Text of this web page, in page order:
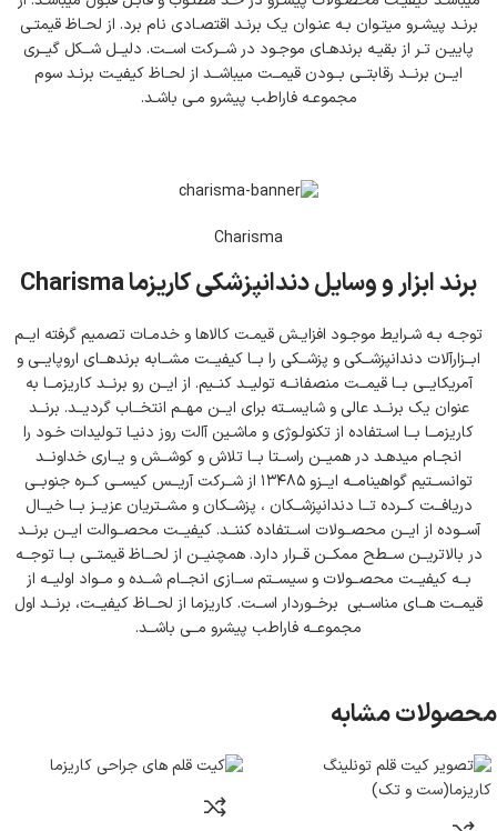
برنـد پیشـرو میتـوان بـه عنـوان یک برنـد اقتصـادی نام برد. از لحـاظ قیمتـی
پاییـن تـر از بقیـه برندهـای موجـود در شــرکت اســت. دلیــل شــکل گیــری
ایــن برنــد رقابتــی بــودن قیمــت میباشــد از لحـاظ کیفیـت برنـد سوم
مجموعـه فاراطب پیشرو مـی باشـد.
Charisma
برند ابزار و وسایل دندانپزشکی کاریزما Charisma
توجـه بـه شـرایط موجـود افزایـش قیمـت کالاها و خدمـات تصمیم گرفته ایــم
ابــزارآلات دندانپزشــکی و پزشــکی را بــا کیفیــت مشــابه برندهــای اروپایــی و
آمریکایــی بــا قیمــت منصفانــه تولیــد کنــیم. از ایــن رو برنــد کاریزمــا به
عنوان یک برنــد عالی و شایســته برای ایــن مهــم انتخــاب گردیــد. برنــد
کاریزمــا بــا اسـتفاده از تکنولـوژی و ماشـین آالت روز دنیـا تـولیدات خـود را
انجـام میدهـد در همیــن راســتا بــا تلاش و کوشــش و یــاری خداونــد
توانســتیم گواهینامــه ایــزو ۱۳۴۸۵ از شــرکت آریــس کیســی کــره جنوبــی
دریافــت کــرده تــا دندانپزشــکان ، پزشــکان و مشــتریان عزیــز بــا خیــال
آســوده از ایــن محصــولات اســتفاده کننــد. کیفیــت محصــوالت ایــن برنــد
در بالاتریــن ســطح ممکــن قــرار دارد. همچنیــن از لحــاظ قیمتــی بــا توجــه
بــه کیفیــت محصــولات و سیســتم ســازی انجــام شــده و مــواد اولیــه از
قیمــت هــای مناســبی برخــوردار اســت. کاریزما از لحــاظ کیفیــت، برنــد اول
مجموعــه فاراطب پیشرو مــی باشــد.
محصولات مشابه